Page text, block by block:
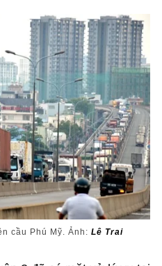
cầu Phú Mỹ. Ảnh:Lê Trai